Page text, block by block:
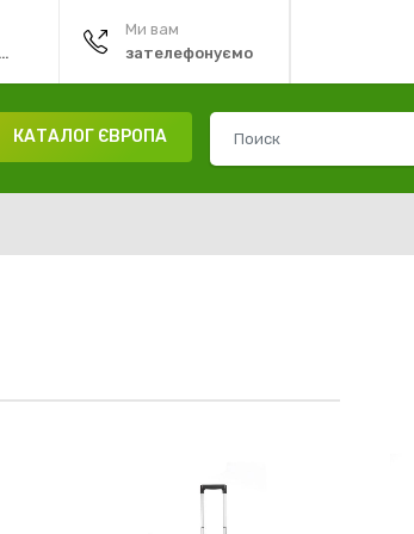
info@project112.com.ua
Ми вам
зателефонуємо
КАТАЛОГ ЄВРОПА